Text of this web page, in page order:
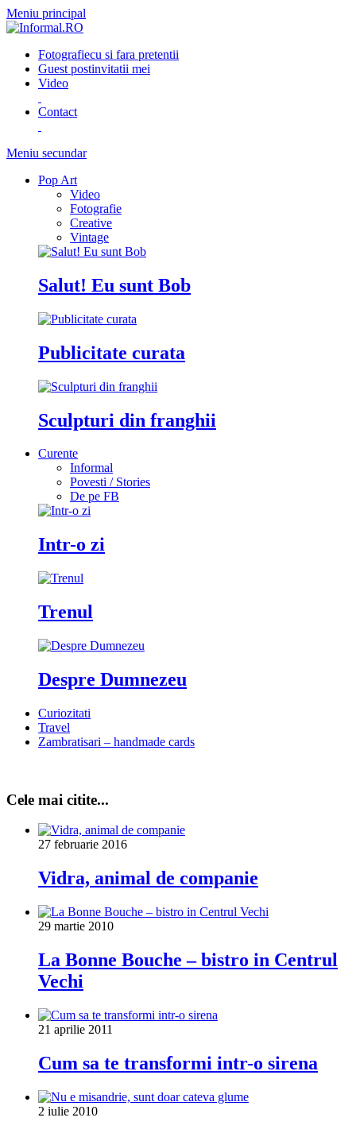
Meniu principal
Fotografiecu si fara pretentii
Guest postinvitatii mei
Video
Contact
Meniu secundar
Pop Art
Video
Fotografie
Creative
Vintage
Salut! Eu sunt Bob
Publicitate curata
Sculpturi din franghii
Curente
Informal
Povesti / Stories
De pe FB
Intr-o zi
Trenul
Despre Dumnezeu
Curiozitati
Travel
Zambratisari – handmade cards
Cele mai citite...
27 februarie 2016
Vidra, animal de companie
29 martie 2010
La Bonne Bouche – bistro in Centrul
Vechi
21 aprilie 2011
Cum sa te transformi intr-o sirena
2 iulie 2010